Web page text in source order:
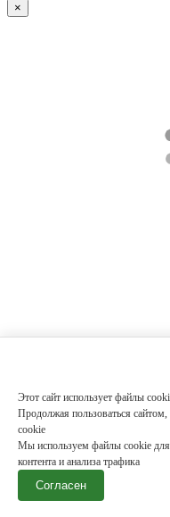
Этот сайт использует файлы
Продолжая пользоваться
cookie
Мы используем файлы cookie для
контента и анализа трафика
Согласен
×